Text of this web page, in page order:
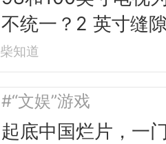
不统一？2 英寸缝
的行业故事
柴知道
#“文娱”游戏
起底中国烂片，一